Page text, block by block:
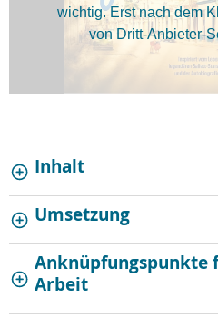
wichtig. Erst nach dem
von Dritt-Anbieter-
Inhalt
Umsetzung
Anknüpfungspunkte
Arbeit